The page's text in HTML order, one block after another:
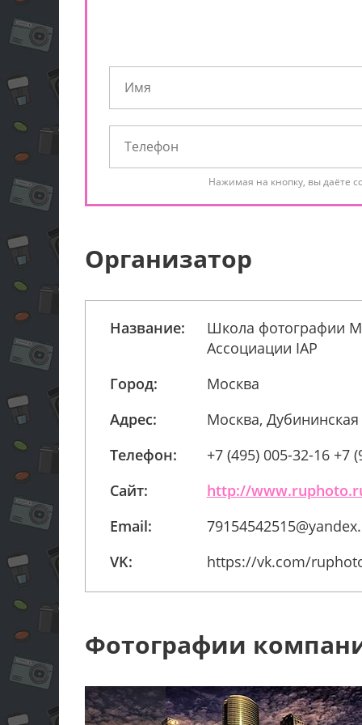
Нажимая на кнопку, вы даёте
Организатор
Название:
Школа фотографии
Ассоциации IAP
Город:
Москва
Адрес:
Москва, Дубининская
Телефон:
+7 (495) 005-32-16 +7
Сайт:
http://
Email:
VK:
https://vk.com/
Фотографии